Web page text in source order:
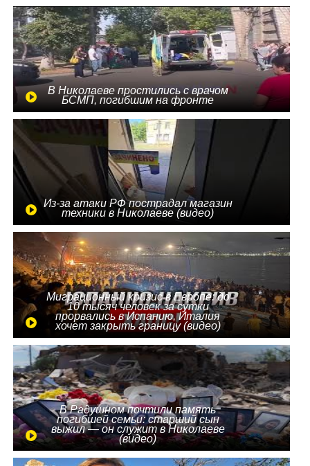
В Николаеве простились с врачом
БСМП, погибшим на фронте
Из-за атаки РФ пострадал магазин
техники в Николаеве (видео)
Миграционный кризис в Европе: до
10 тысяч человек за сутки
прорвались в Испанию, Италия
хочет закрыть границу (видео)
В Радушном почтили память
погибшей семьи: старший сын
выжил — он служит в Николаеве
(видео)